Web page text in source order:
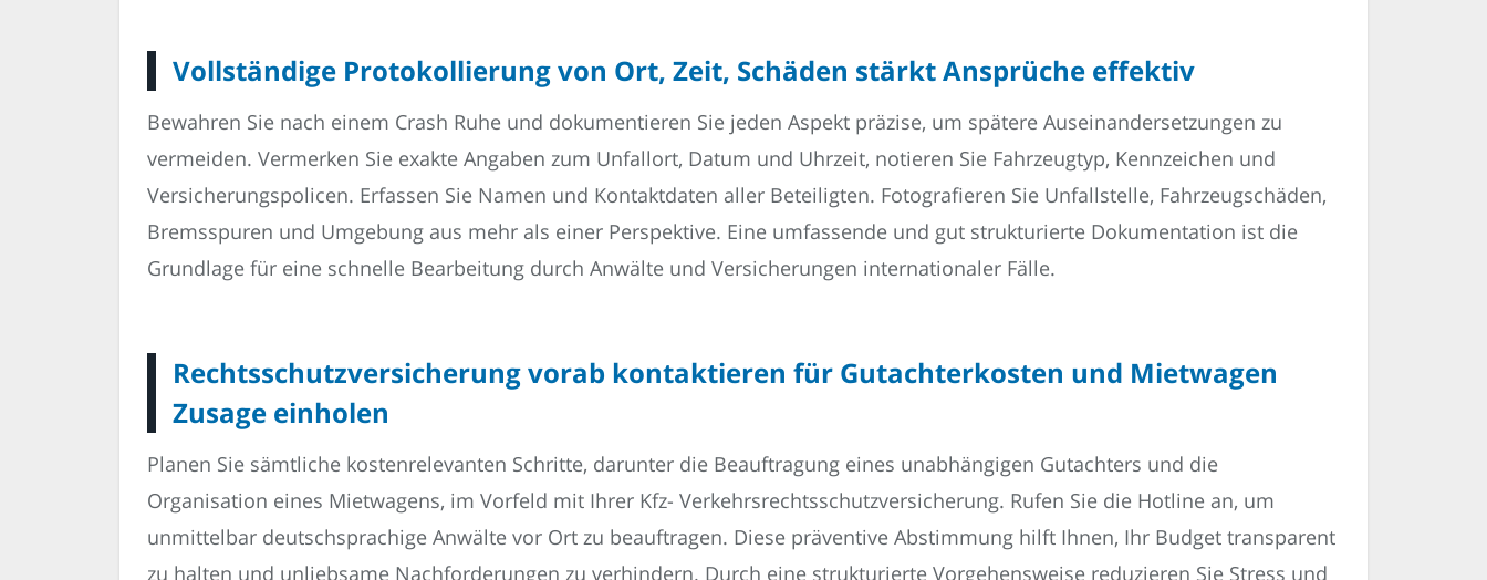
Vollständige Protokollierung von Ort, Zeit, Schäden stärkt Ansprüche effektiv
Bewahren Sie nach einem Crash Ruhe und dokumentieren Sie jeden Aspekt präzise, um spätere Auseinandersetzungen zu
vermeiden. Vermerken Sie exakte Angaben zum Unfallort, Datum und Uhrzeit, notieren Sie Fahrzeugtyp, Kennzeichen und
Versicherungspolicen. Erfassen Sie Namen und Kontaktdaten aller Beteiligten. Fotografieren Sie Unfallstelle, Fahrzeugschäden,
Bremsspuren und Umgebung aus mehr als einer Perspektive. Eine umfassende und gut strukturierte Dokumentation ist die
Grundlage für eine schnelle Bearbeitung durch Anwälte und Versicherungen internationaler Fälle.
Rechtsschutzversicherung vorab kontaktieren für Gutachterkosten und Mietwagen
Zusage einholen
Planen Sie sämtliche kosten­relevanten Schritte, darunter die Beauftragung eines unabhängigen Gutachters und die
Organisation eines Mietwagens, im Vorfeld mit Ihrer Kfz- Verkehrs­rechtsschutz­versicherung. Rufen Sie die Hotline an, um
unmittelbar deutschsprachige Anwälte vor Ort zu beauftragen. Diese präventive Abstimmung hilft Ihnen, Ihr Budget transparent
zu halten und unliebsame Nachforderungen zu verhindern. Durch eine strukturierte Vorgehensweise reduzieren Sie Stress und